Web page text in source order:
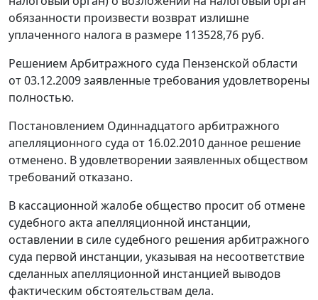
обязанности произвести возврат излишне
уплаченного налога в размере 113528,76 руб.
Решением Арбитражного суда Пензенской области
от 03.12.2009 заявленные требования удовлетворены
полностью.
Постановлением Одиннадцатого арбитражного
апелляционного суда от 16.02.2010 данное решение
отменено. В удовлетворении заявленных обществом
требований отказано.
В кассационной жалобе общество просит об отмене
судебного акта апелляционной инстанции,
оставлении в силе судебного решения арбитражного
суда первой инстанции, указывая на несоответствие
сделанных апелляционной инстанцией выводов
фактическим обстоятельствам дела.